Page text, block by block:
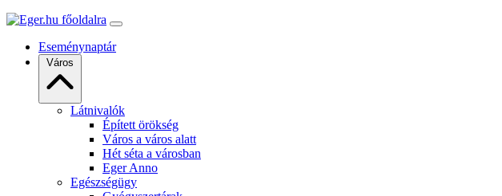
Eseménynaptár
Város
Látnivalók
Épített örökség
Város a város alatt
Hét séta a városban
Eger Anno
Egészségügy